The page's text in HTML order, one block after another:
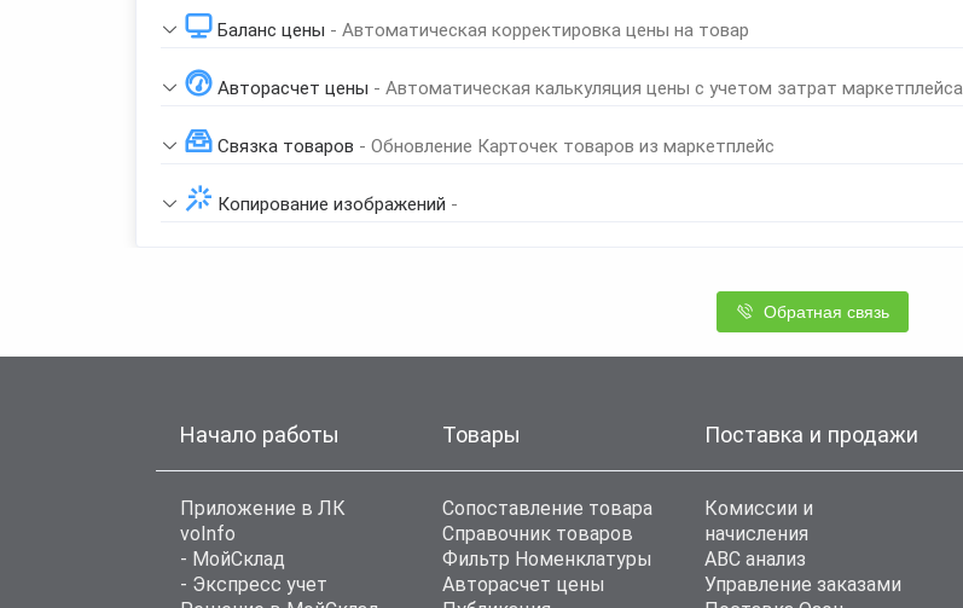
Баланс цены - Автоматическая корректировка цены на товар
Авторасчет цены - Автоматическая калькуляция цены с учетом затрат маркетплейса
Связка товаров - Обновление Карточек товаров из маркетплейс
Копирование изображений -
Обратная связь
Начало работы
Приложение в ЛК
voInfo
- МойСклад
- Экспресс учет
Товары
Сопоставление товара
Справочник товаров
Фильтр Номенклатуры
Авторасчет цены
Поставка и продажи
Комиссии и
начисления
ABC анализ
Управление заказами